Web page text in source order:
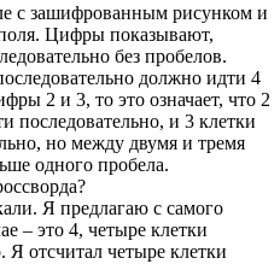
с зашифрованным рисунком и
Цифры показывают,
без пробелов.
должно идти 4
2 и 3, то это означает, что 2
последовательно, и 3 клетки
но между двумя и тремя
одного пробела.
Я предлагаю с самого
– это 4, четыре клетки
Я отсчитал четыре клетки